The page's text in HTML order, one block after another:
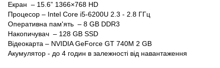
Екран – 15.6” 1366×768 HD
Процесор – Intel Core i5-6200U 2.3 - 2.8 ГГц
Оперативна пам'ять – 8 GB DDR3
Накопичувач – 128 GB SSD
Відеокарта – NVIDIA GeForce GT 740M 2 GB
Акумулятор - до 4 годин в залежності від навантаження